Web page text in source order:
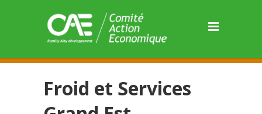
Froid et Services